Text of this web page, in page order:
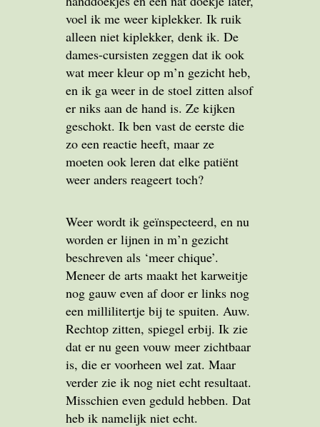
voel ik me weer kiplekker. Ik ruik
alleen niet kiplekker, denk ik. De
dames-cursisten zeggen dat ik ook
wat meer kleur op m’n gezicht heb,
en ik ga weer in de stoel zitten alsof
er niks aan de hand is. Ze kijken
geschokt. Ik ben vast de eerste die
zo een reactie heeft, maar ze
moeten ook leren dat elke patiënt
weer anders reageert toch?
Weer wordt ik geïnspecteerd, en nu
worden er lijnen in m’n gezicht
beschreven als ‘meer chique’.
Meneer de arts maakt het karweitje
nog gauw even af door er links nog
een millilitertje bij te spuiten. Auw.
Rechtop zitten, spiegel erbij. Ik zie
dat er nu geen vouw meer zichtbaar
is, die er voorheen wel zat. Maar
verder zie ik nog niet echt resultaat.
Misschien even geduld hebben. Dat
heb ik namelijk niet echt.